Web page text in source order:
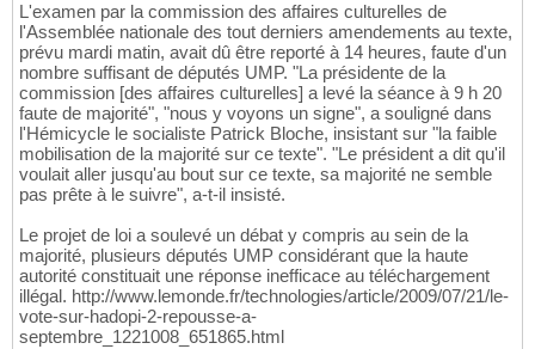
L'examen par la commission des affaires culturelles de
l'Assemblée nationale des tout derniers amendements au texte,
prévu mardi matin, avait dû être reporté à 14 heures, faute d'un
nombre suffisant de députés UMP. "La présidente de la
commission [des affaires culturelles] a levé la séance à 9 h 20
faute de majorité", "nous y voyons un signe", a souligné dans
l'Hémicycle le socialiste Patrick Bloche, insistant sur "la faible
mobilisation de la majorité sur ce texte". "Le président a dit qu'il
voulait aller jusqu'au bout sur ce texte, sa majorité ne semble
pas prête à le suivre", a-t-il insisté.
Le projet de loi a soulevé un débat y compris au sein de la
majorité, plusieurs députés UMP considérant que la haute
autorité constituait une réponse inefficace au téléchargement
illégal. http://www.lemonde.fr/technologies/article/2009/07/21/le-
vote-sur-hadopi-2-repousse-a-
septembre_1221008_651865.html